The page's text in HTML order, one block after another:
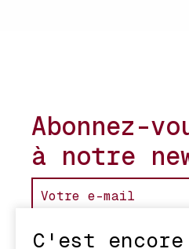
Abonnez-
à notre
C'est encore